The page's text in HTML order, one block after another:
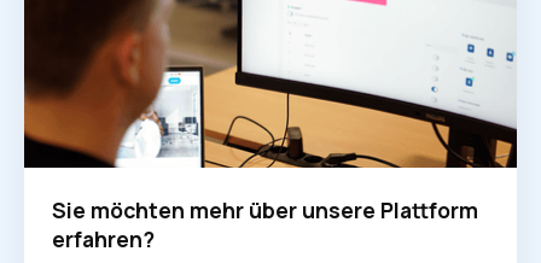
Sie möchten mehr über unsere Plattform
erfahren?